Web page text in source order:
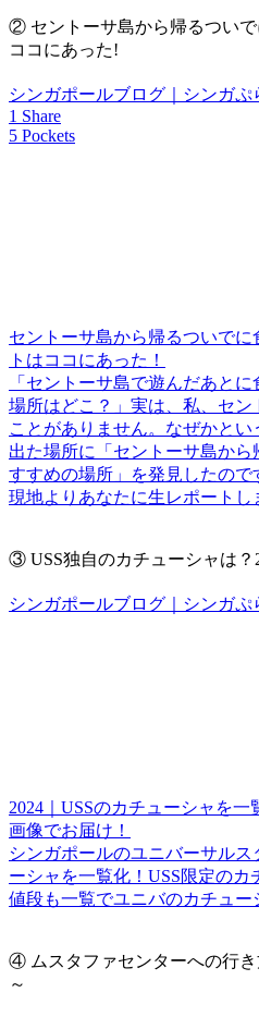
② セントーサ島から帰るつい
ココにあった!
シンガポールブログ｜シンガぷ
1 Share
5 Pockets
セントーサ島から帰るついで
トはココにあった！
「セントーサ島で遊んだあと
場所はどこ？」実は、私、セ
ことがありません。なぜかと
出た場所に「セントーサ島か
すすめの場所」を発見したので
現地よりあなたに生レポートし
③ USS独自のカチューシャは？
シンガポールブログ｜シンガぷ
2024｜USSのカチューシャを
画像でお届け！
シンガポールのユニバーサルス
ーシャを一覧化！USS限定の
値段も一覧でユニバのカチュー
④ ムスタファセンターへの行
～